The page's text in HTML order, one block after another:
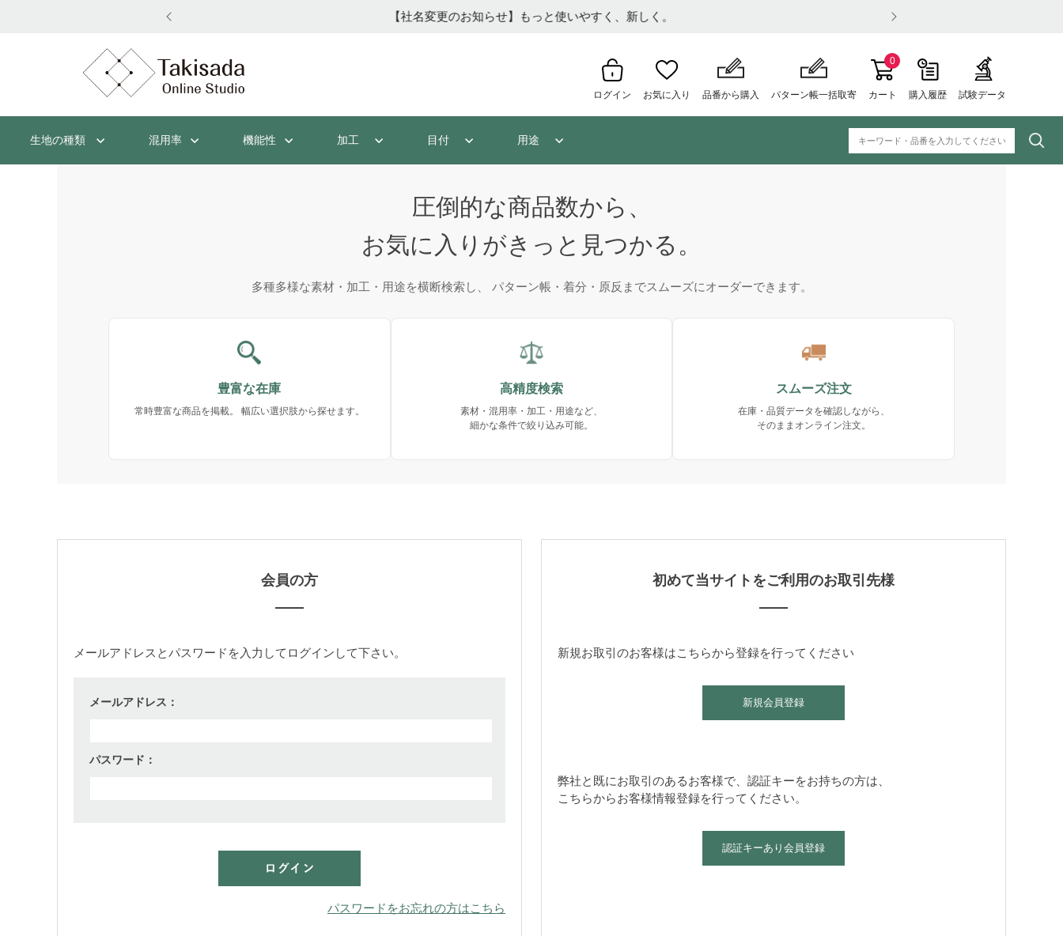
【社名変更のお知らせ】もっと使いやすく、新しく。
ログイン お気に入り 品番から購入 パターン帳一括取寄 カート
0
購入履歴 試験データ
生地の種類 混用率 機能性 加工 目付 用途
圧倒的な商品数から、
お気に入りがきっと見つかる。
多種多様な素材・加工・用途を横断検索し、 パターン帳・着分・原反までスムーズにオーダーできます。
豊富な在庫
常時豊富な商品を掲載。 幅広い選択肢から探せます。
高精度検索
素材・混用率・加工・用途など、
細かな条件で絞り込み可能。
スムーズ注文
在庫・品質データを確認しながら、
そのままオンライン注文。
会員の方
メールアドレス とパスワード を入力してログインして下さい。
メールアドレス：
パスワード：
パスワードをお忘れの方はこちら
初めて当サイトをご利用のお取引先様
新規お取引のお客様はこちらから登録を行ってください
新規会員登録
弊社と既にお取引のあるお客様で、認証キーをお持ちの方は、
こちらからお客様情報登録を行ってください。
認証キーあり会員登録